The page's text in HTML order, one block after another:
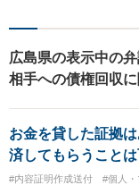
広島県の表示中の
相手への債権回収
お金を貸した証拠
済してもらうこと
#内容証明作成送付 #個人・